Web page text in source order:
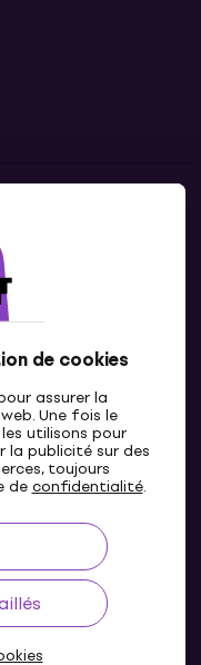
de cookies
assurer la
Une fois le
utilisons pour
la publicité sur des
toujours
deconfidentialité.